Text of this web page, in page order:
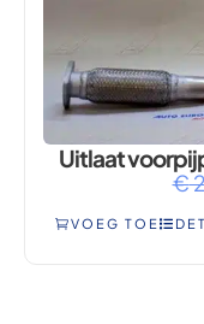
Uitlaat
€
VOEG TOE